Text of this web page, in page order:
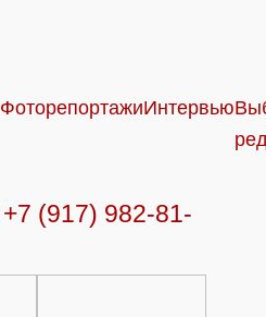
ФоторепортажиИнтервью
+7 (917) 982-81-